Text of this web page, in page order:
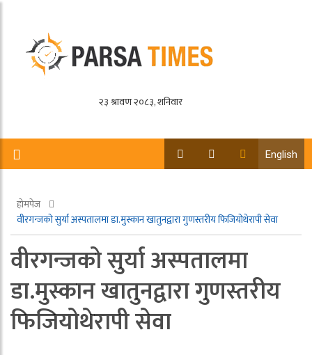
English
होमपेज
वीरगन्जको सुर्या अस्पतालमा डा.मुस्कान खातुनद्वारा गुणस्तरीय फिजियोथेरापी सेवा
वीरगन्जको सुर्या अस्पतालमा
डा.मुस्कान खातुनद्वारा गुणस्तरीय
फिजियोथेरापी सेवा